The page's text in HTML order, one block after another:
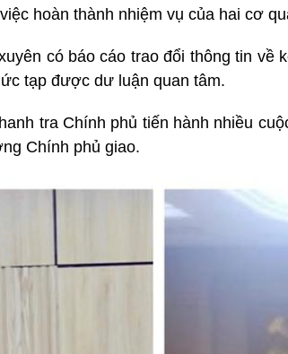
hoàn thành nhiệm vụ của hai cơ
có báo cáo trao đổi thông tin về
tạp được dư luận quan tâm.
tra Chính phủ tiến hành nhiều
Chính phủ giao.